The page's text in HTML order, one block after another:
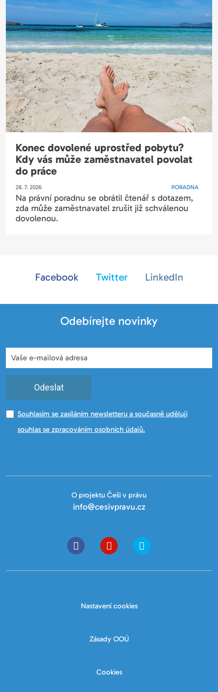
Konec dovolené uprostřed pobytu?
Kdy vás může zaměstnavatel povolat
do práce
28. 7. 2026 PORADNA
Na právní poradnu se obrátil čtenář s dotazem,
zda může zaměstnavatel zrušit již schválenou
dovolenou.
Facebook Twitter LinkedIn
Odebírejte novinky
Odeslat
Souhlasím se zasíláním newsletteru a současně uděluji
souhlas se zpracováním osobních údajů.
O projektu Češi v právu
info@cesivpravu.cz
Nastavení cookies
Zásady OOÚ
Cookies